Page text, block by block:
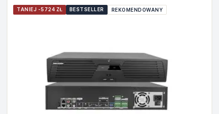
TANIEJ -5724 ZŁ BESTSELLER REKOMENDOWANY